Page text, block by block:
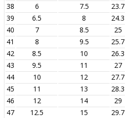
38
6 7.5
23.7
39
6.5 8
24.3
40
7 8.5
25
41
8 9.5
25.7
42
8.5 10
26.3
43
9.5 11
27
44
10 12
27.7
45
11 13
28.3
46
12 14
29
47
12.5 15
29.7